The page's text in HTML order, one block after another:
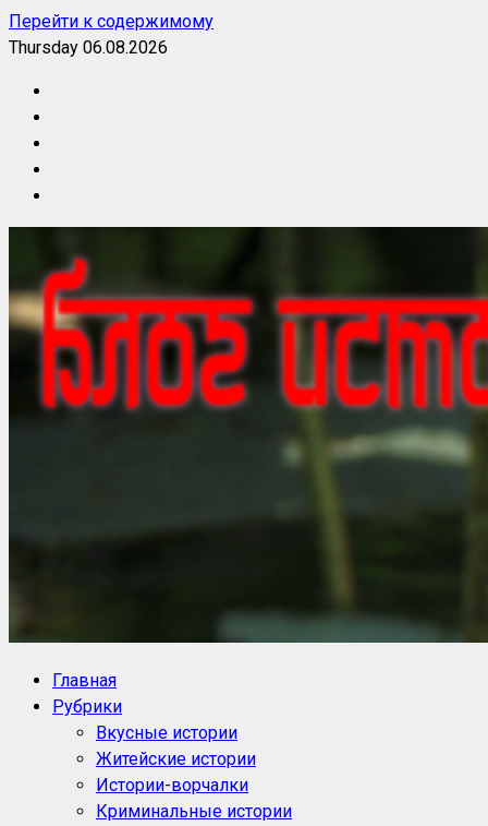
Перейти к содержимому
Thursday 06.08.2026
Блог историй NoorySan
Главная
Рубрики
Вкусные истории
Житейские истории
Истории-ворчалки
Криминальные истории